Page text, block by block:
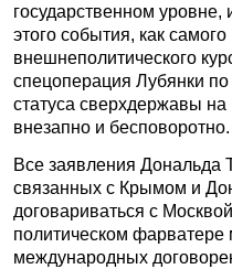
государственном
этого события, как
внешнеполитического
спецоперация Лубянки
статуса сверхдержавы
внезапно и бесповоротно.
Все заявления
связанных с Крымом и
договариваться с
политическом
международных